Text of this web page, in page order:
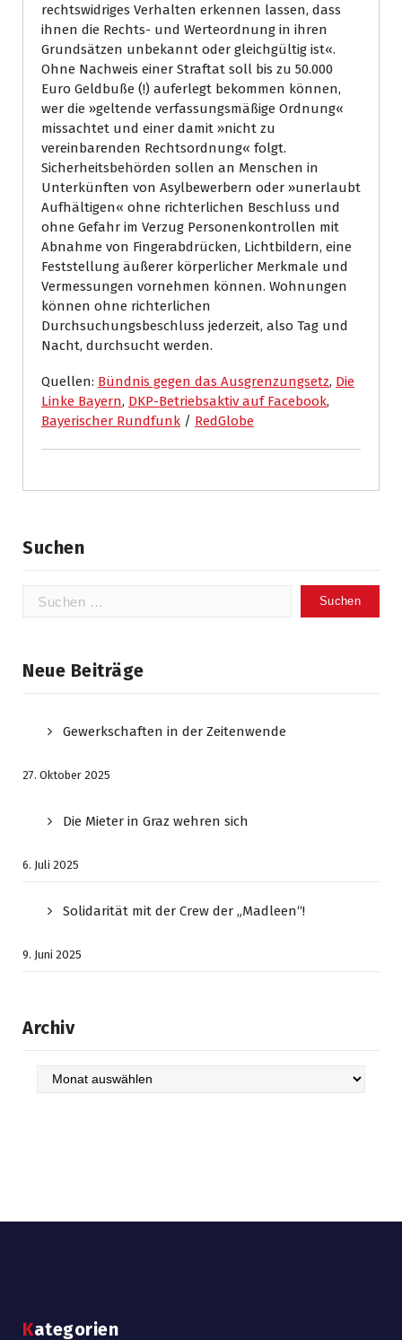
rechtswidriges Verhalten erkennen lassen, dass
ihnen die Rechts- und Werteordnung in ihren
Grundsätzen unbekannt oder gleichgültig ist«.
Ohne Nachweis einer Straftat soll bis zu 50.000
Euro Geldbuße (!) auferlegt bekommen können,
wer die »geltende verfassungsmäßige Ordnung«
missachtet und einer damit »nicht zu
vereinbarenden Rechtsordnung« folgt.
Sicherheitsbehörden sollen an Menschen in
Unterkünften von Asylbewerbern oder »unerlaubt
Aufhältigen« ohne richterlichen Beschluss und
ohne Gefahr im Verzug Personenkontrollen mit
Abnahme von Fingerabdrücken, Lichtbildern, eine
Feststellung äußerer körperlicher Merkmale und
Vermessungen vornehmen können. Wohnungen
können ohne richterlichen
Durchsuchungsbeschluss jederzeit, also Tag und
Nacht, durchsucht werden.
Quellen: Bündnis gegen das Ausgrenzungsetz, Die
Linke Bayern, DKP-Betriebsaktiv auf Facebook,
Bayerischer Rundfunk / RedGlobe
Suchen
Suchen
Neue Beiträge
Gewerkschaften in der Zeitenwende
27. Oktober 2025
Die Mieter in Graz wehren sich
6. Juli 2025
Solidarität mit der Crew der „Madleen“!
9. Juni 2025
Archiv
Archiv
Kategorien